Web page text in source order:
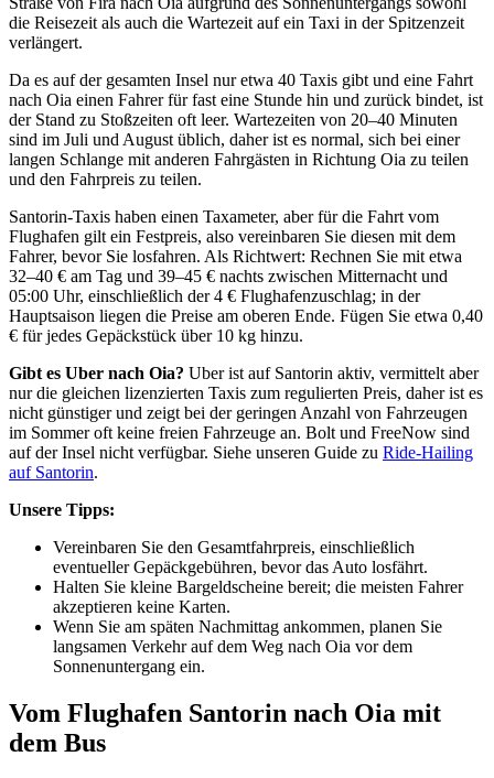
die Reisezeit als auch die Wartezeit auf ein Taxi in der Spitzenzeit
verlängert.
Da es auf der gesamten Insel nur etwa 40 Taxis gibt und eine Fahrt
nach Oia einen Fahrer für fast eine Stunde hin und zurück bindet, ist
der Stand zu Stoßzeiten oft leer. Wartezeiten von 20–40 Minuten
sind im Juli und August üblich, daher ist es normal, sich bei einer
langen Schlange mit anderen Fahrgästen in Richtung Oia zu teilen
und den Fahrpreis zu teilen.
Santorin-Taxis haben einen Taxameter, aber für die Fahrt vom
Flughafen gilt ein Festpreis, also vereinbaren Sie diesen mit dem
Fahrer, bevor Sie losfahren. Als Richtwert: Rechnen Sie mit etwa
32–40 € am Tag und 39–45 € nachts zwischen Mitternacht und
05:00 Uhr, einschließlich der 4 € Flughafenzuschlag; in der
Hauptsaison liegen die Preise am oberen Ende. Fügen Sie etwa 0,40
€ für jedes Gepäckstück über 10 kg hinzu.
Gibt es Uber nach Oia? Uber ist auf Santorin aktiv, vermittelt aber
nur die gleichen lizenzierten Taxis zum regulierten Preis, daher ist es
nicht günstiger und zeigt bei der geringen Anzahl von Fahrzeugen
im Sommer oft keine freien Fahrzeuge an. Bolt und FreeNow sind
auf der Insel nicht verfügbar. Siehe unseren Guide zu Ride-Hailing
auf Santorin.
Unsere Tipps:
Vereinbaren Sie den Gesamtfahrpreis, einschließlich
eventueller Gepäckgebühren, bevor das Auto losfährt.
Halten Sie kleine Bargeldscheine bereit; die meisten Fahrer
akzeptieren keine Karten.
Wenn Sie am späten Nachmittag ankommen, planen Sie
langsamen Verkehr auf dem Weg nach Oia vor dem
Sonnenuntergang ein.
Vom Flughafen Santorin nach Oia mit
dem Bus